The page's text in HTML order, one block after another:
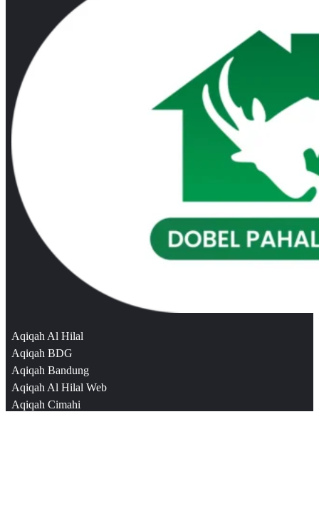
Aqiqah Al Hilal
Aqiqah BDG
Aqiqah Bandung
Aqiqah Al Hilal Web
Aqiqah Cimahi